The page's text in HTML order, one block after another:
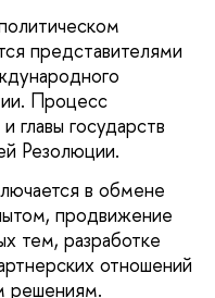
представителями
Процесс
государств
Резолюции.
в обмене
продвижение
тем, разработке
отношений
решениям.